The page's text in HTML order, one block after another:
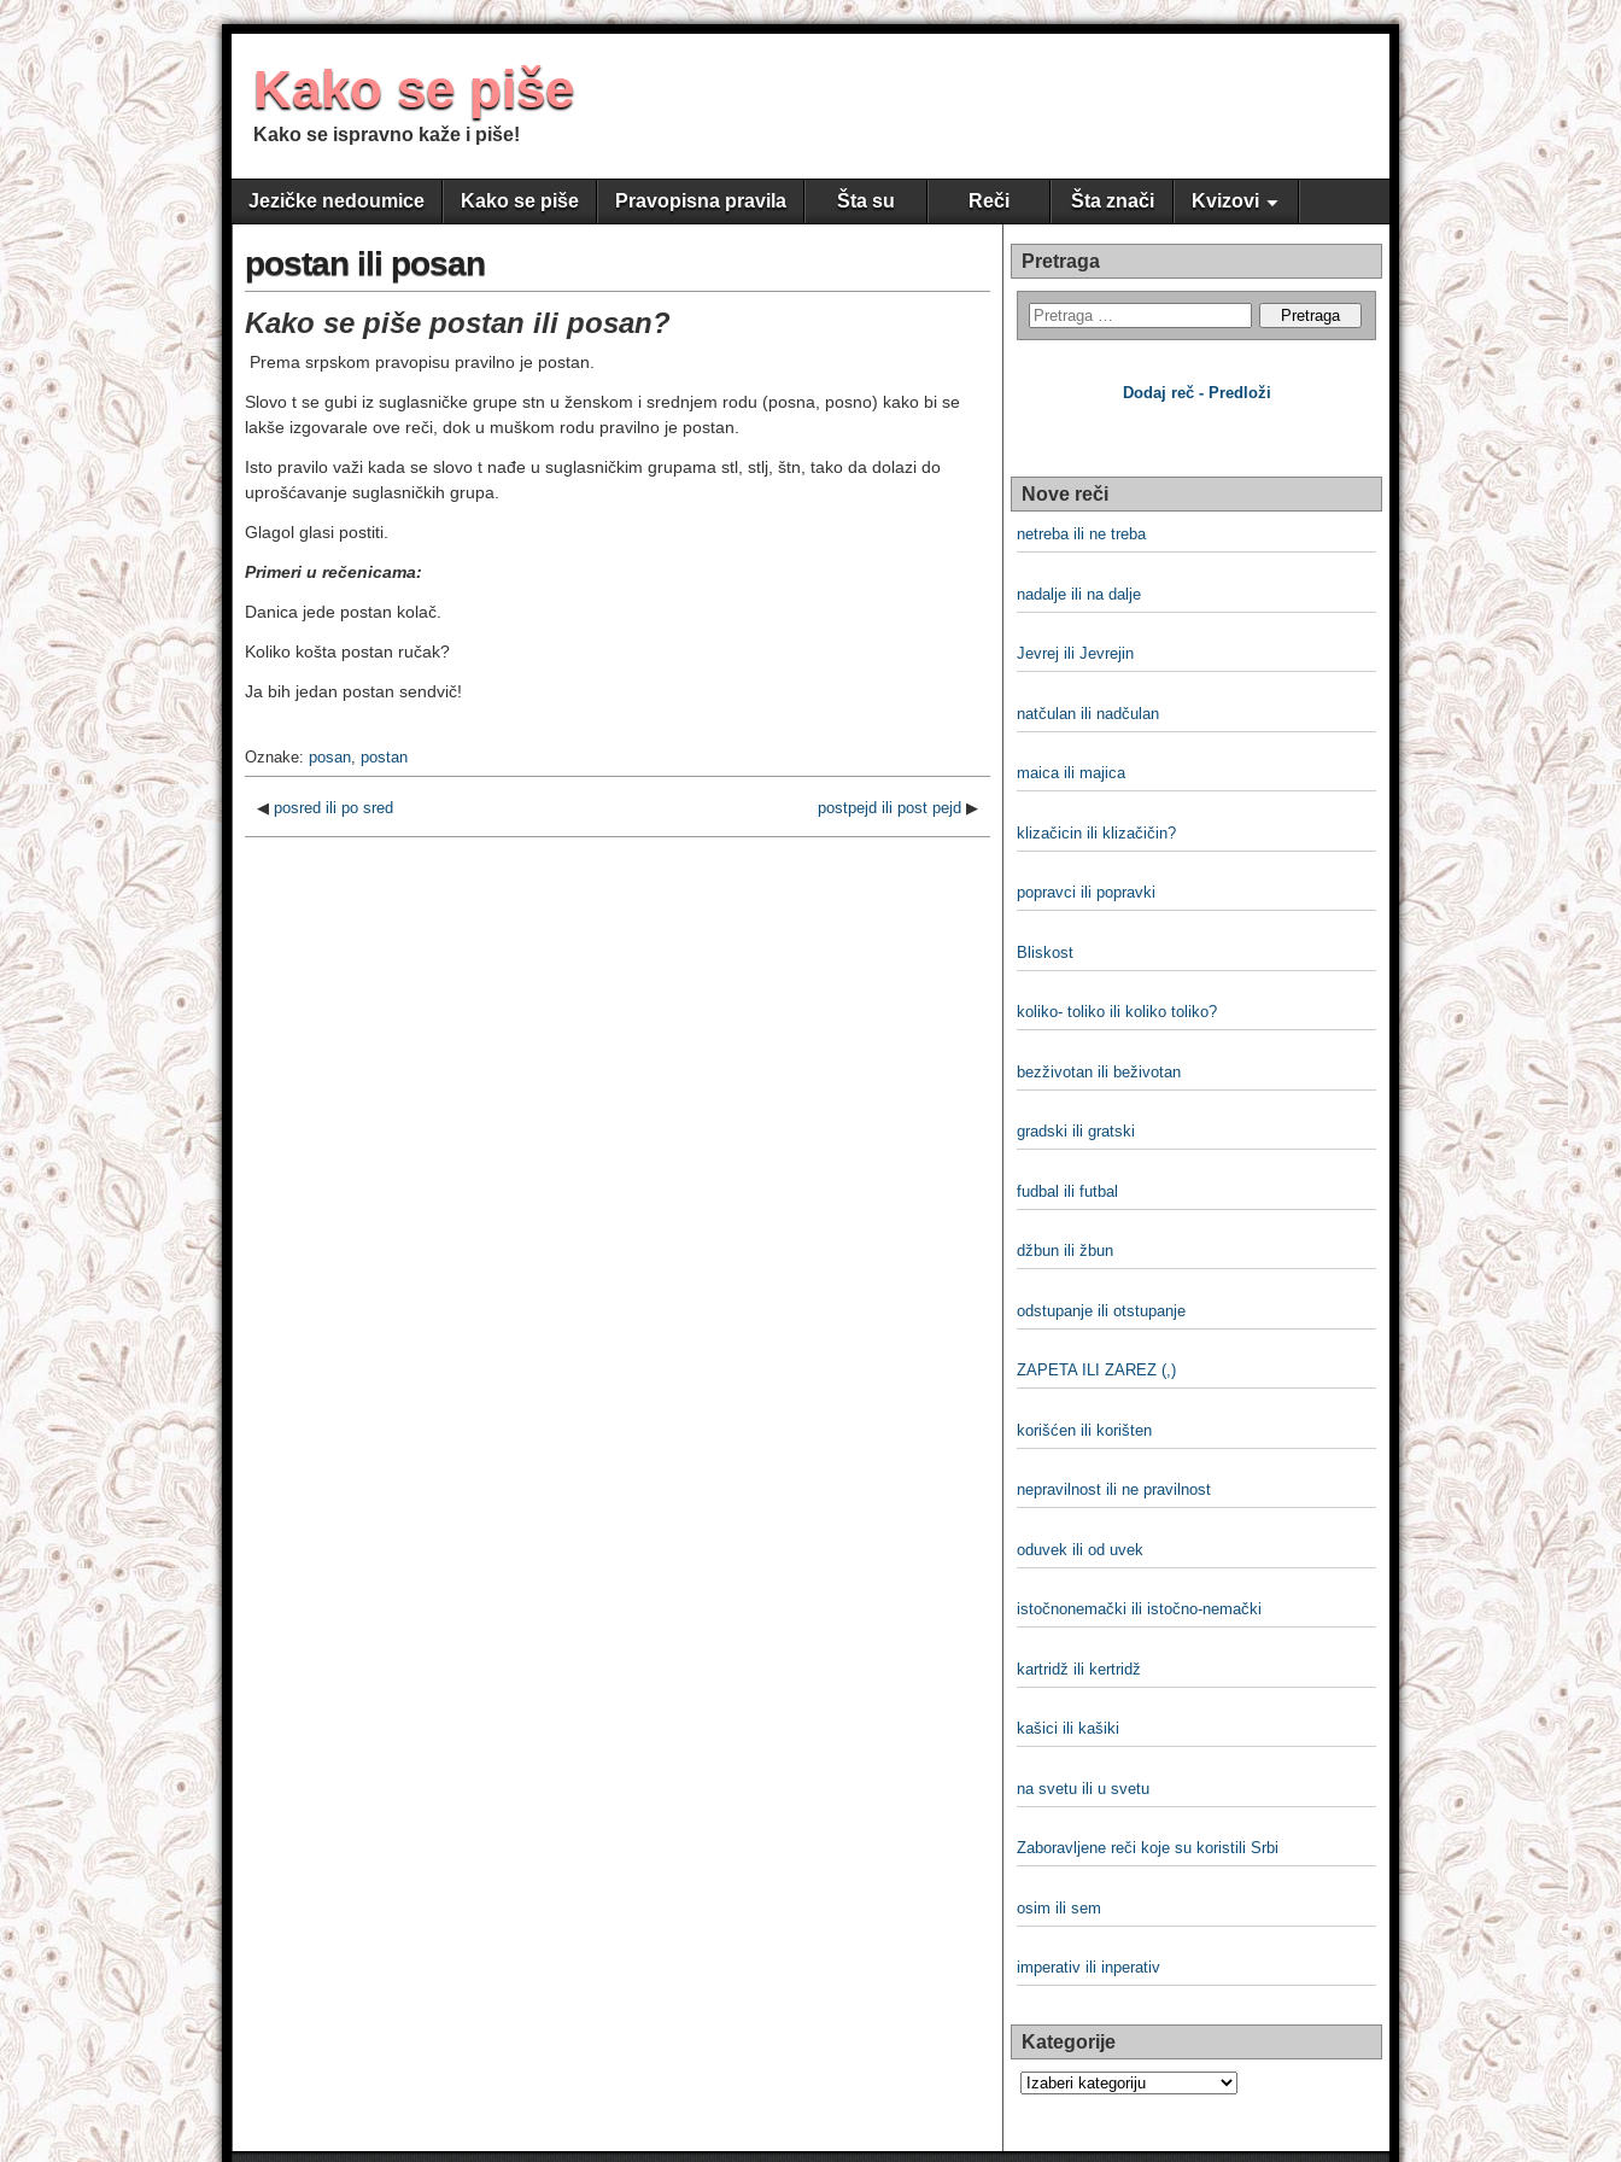
Kako se piše
Kako se ispravno kaže i piše!
Jezičke nedoumice Kako se piše Pravopisna pravila Šta su Reči Šta znači Kvizovi
postan ili posan
Kako se piše postan ili posan?
Prema srpskom pravopisu pravilno je postan.
Slovo t se gubi iz suglasničke grupe stn u ženskom i srednjem rodu (posna, posno) kako bi se
lakše izgovarale ove reči, dok u muškom rodu pravilno je postan.
Isto pravilo važi kada se slovo t nađe u suglasničkim grupama stl, stlj, štn, tako da dolazi do
uprošćavanje suglasničkih grupa.
Glagol glasi postiti.
Primeri u rečenicama:
Danica jede postan kolač.
Koliko košta postan ručak?
Ja bih jedan postan sendvič!
Oznake: posan, postan
◀ posred ili po sred postpejd ili post pejd ▶
Pretraga
Dodaj reč - Predloži
Nove reči
netreba ili ne treba
nadalje ili na dalje
Jevrej ili Jevrejin
natčulan ili nadčulan
maica ili majica
klizačicin ili klizačičin?
popravci ili popravki
Bliskost
koliko- toliko ili koliko toliko?
bezživotan ili beživotan
gradski ili gratski
fudbal ili futbal
džbun ili žbun
odstupanje ili otstupanje
ZAPETA ILI ZAREZ (,)
korišćen ili korišten
nepravilnost ili ne pravilnost
oduvek ili od uvek
istočnonemački ili istočno-nemački
kartridž ili kertridž
kašici ili kašiki
na svetu ili u svetu
Zaboravljene reči koje su koristili Srbi
osim ili sem
imperativ ili inperativ
Kategorije
Kategorije